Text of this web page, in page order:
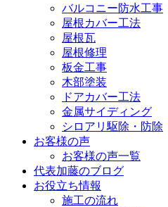
バルコニー防水工事
屋根カバー工法
屋根瓦
屋根修理
板金工事
木部塗装
ドアカバー工法
金属サイディング
シロアリ駆除・防除
お客様の声
お客様の声一覧
代表加藤のブログ
お役立ち情報
施工の流れ